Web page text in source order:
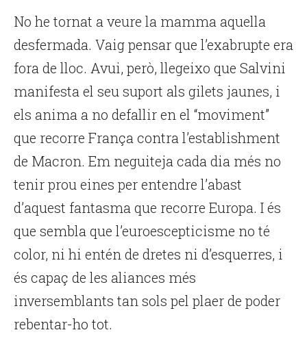
No he tornat a veure la mamma aquella
desfermada. Vaig pensar que l’exabrupte era
fora de lloc. Avui, però, llegeixo que Salvini
manifesta el seu suport als gilets jaunes, i
els anima a no defallir en el “moviment”
que recorre França contra l’establishment
de Macron. Em neguiteja cada dia més no
tenir prou eines per entendre l’abast
d’aquest fantasma que recorre Europa. I és
que sembla que l’euroescepticisme no té
color, ni hi entén de dretes ni d’esquerres, i
és capaç de les aliances més
inversemblants tan sols pel plaer de poder
rebentar-ho tot.